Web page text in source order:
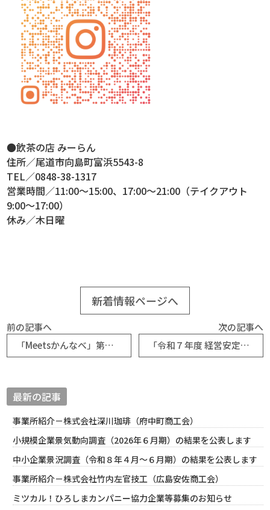
●飲茶の店 みーらん
住所／尾道市向島町富浜5543-8
TEL／0848-38-1317
営業時間／11:00～15:00、17:00～21:00（テイクアウト
9:00～17:00）
休み／木日曜
新着情報ページへ
前の記事へ
「Meetsかんなべ」第５弾が完成！（神辺町商工会）
次の記事へ
「令和７年度 経営安定特別相談事業 経営安定講習会」開催（県連）
最新の記事
事業所紹介－株式会社深川珈琲（府中町商工会）
小規模企業景気動向調査（2026年６月期）の結果を公表します
中小企業景況調査（令和８年４月～６月期）の結果を公表します
事業所紹介－株式会社竹内左官技工（広島安佐商工会）
ミツカル！ひろしまカンパニー協力企業等募集のお知らせ